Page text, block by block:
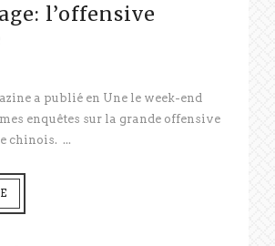
l’offensive
a publié en Une le week-end
enquêtes sur la grande offensive
chinois. ...